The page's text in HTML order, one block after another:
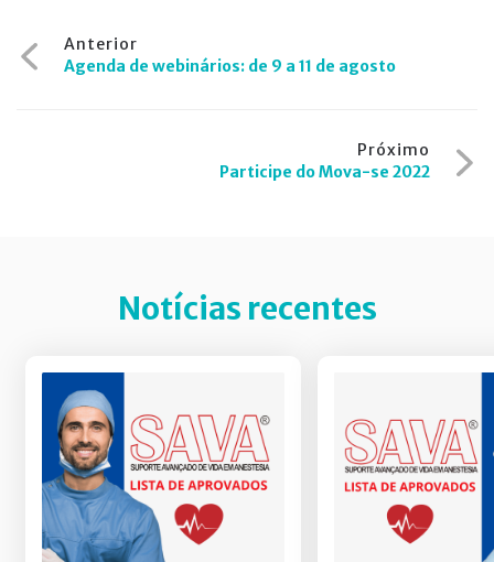
Navegação
de
Anterior
Agenda de webinários: de 9 a 11 de agosto
Próximo
Participe do Mova-se 2022
Notícias recentes